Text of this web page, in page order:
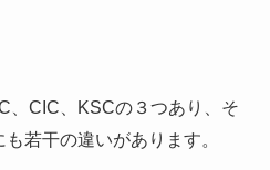
CIC、KSCの３つあり、そ
若干の違いがあります。